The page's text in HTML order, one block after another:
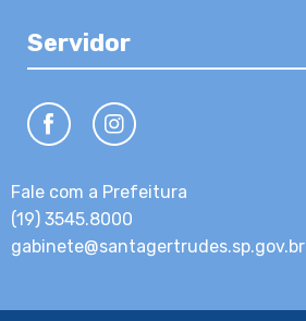
Servidor
Fale com a Prefeitura
(19) 3545.8000
gabinete@santagertrudes.sp.gov.br